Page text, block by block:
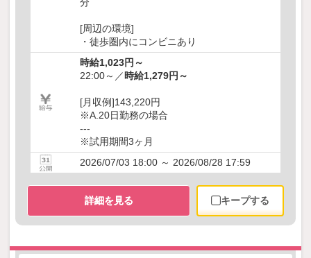
[周辺の環境]
・徒歩圏内にコンビニあり
時給1,023円～
22:00～／時給1,279円～
[月収例]143,220円
※A.20日勤務の場合
---
※試用期間3ヶ月
2026/07/03 18:00 ～ 2026/08/28 17:59
詳細を見る キープする